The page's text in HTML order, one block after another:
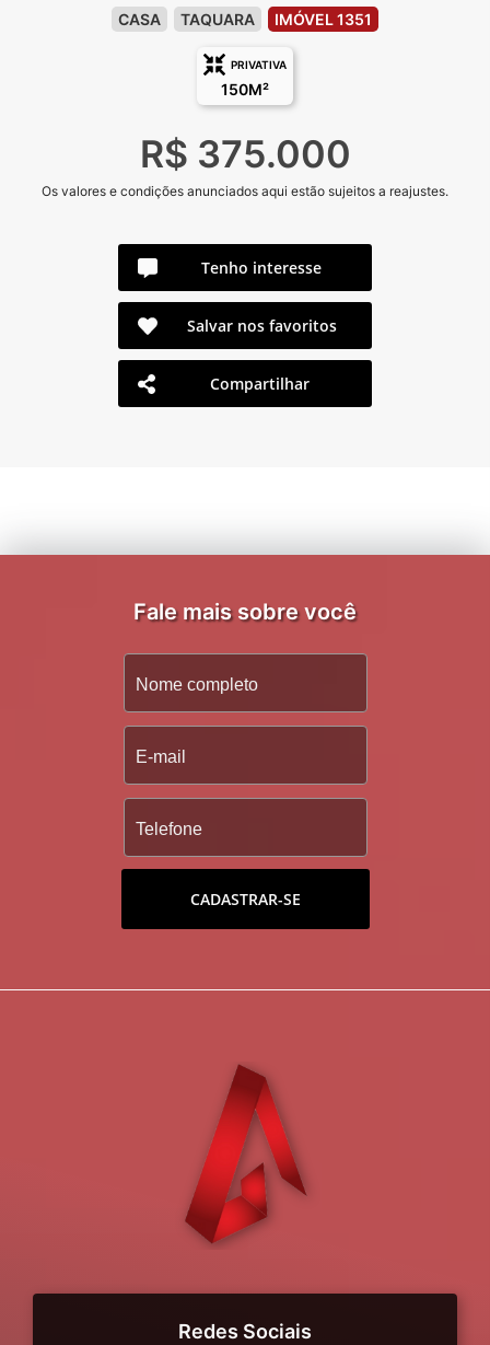
CASA TAQUARA IMÓVEL 1351
PRIVATIVA
150M²
R$ 375.000
Os valores e condições anunciados aqui estão sujeitos a reajustes.
Tenho interesse
Salvar nos favoritos
Compartilhar
Fale mais sobre você
CADASTRAR-SE
Redes Sociais